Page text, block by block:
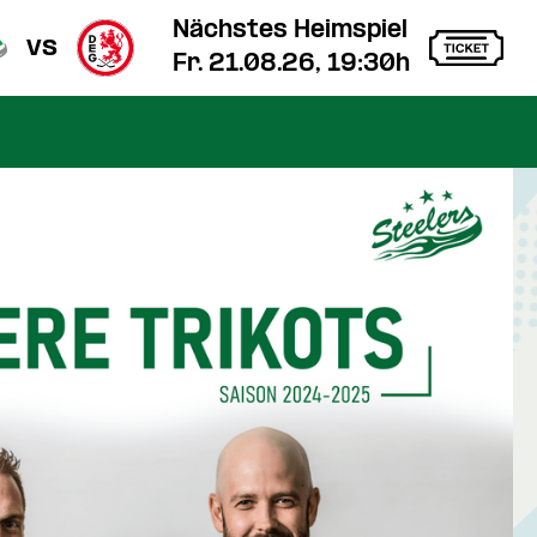
vs
Nächstes Heimspiel
Fr. 21.08.26, 19:30h